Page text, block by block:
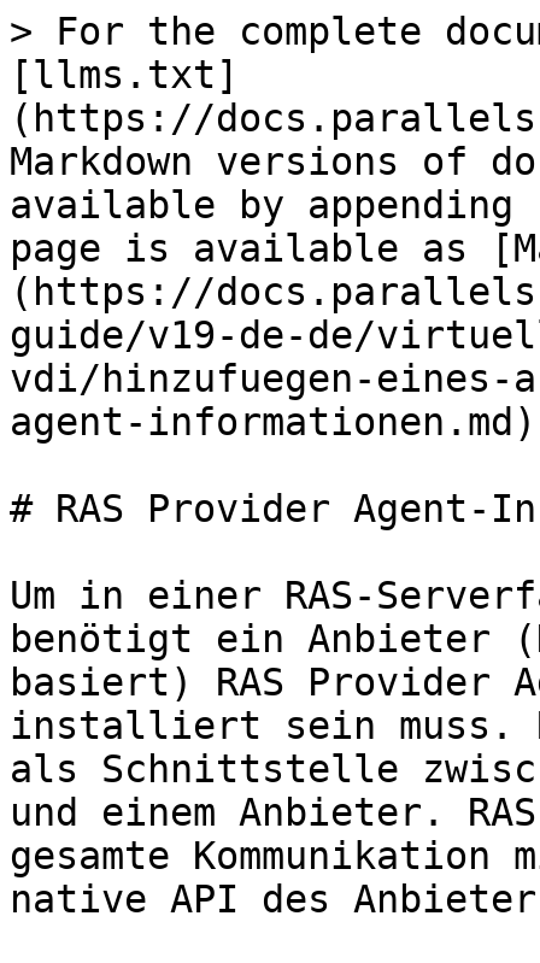
> For the complete
[llms.txt]
(https://
Markdown versions of
available by
page is available as
(https://
guide/v19-de-de/
vdi/hinzufuegen-
agent-
# RAS Provider Agent-
Um in einer RAS-
benötigt ein Anbieter
basiert) RAS Provider
installiert sein muss.
als Schnittstelle
und einem Anbieter.
gesamte
native API des